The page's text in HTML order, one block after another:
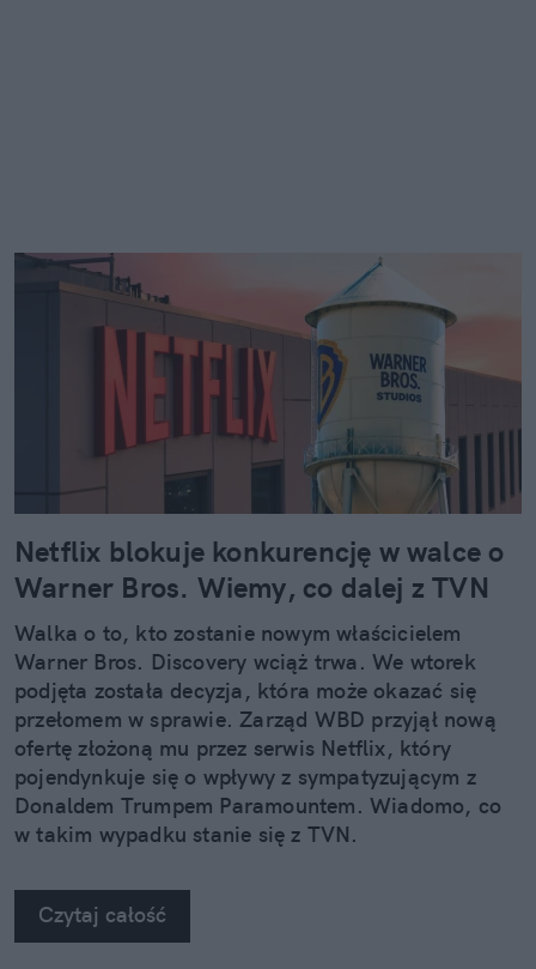
Netflix blokuje konkurencję w walce o
Warner Bros. Wiemy, co dalej z TVN
Walka o to, kto zostanie nowym właścicielem
Warner Bros. Discovery wciąż trwa. We wtorek
podjęta została decyzja, która może okazać się
przełomem w sprawie. Zarząd WBD przyjął nową
ofertę złożoną mu przez serwis Netflix, który
pojendynkuje się o wpływy z sympatyzującym z
Donaldem Trumpem Paramountem. Wiadomo, co
w takim wypadku stanie się z TVN.
Czytaj całość